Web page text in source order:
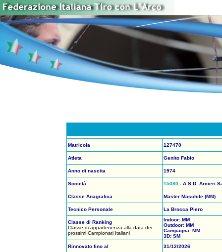
Matricola 127470
Atleta Genito Fabio
Anno di nascita 1974
Società 15080- A.S.D. Arcieri
Classe Anagrafica Master Maschile (MM)
Tecnico Personale La Brocca Piero
Classe di Ranking
Classe di appartenenza alla data dei
prossimi Campionati Italiani
Indoor: MM
Outdoor: MM
Campagna: MM
3D: SM
Rinnovato fino al
31/12/2026